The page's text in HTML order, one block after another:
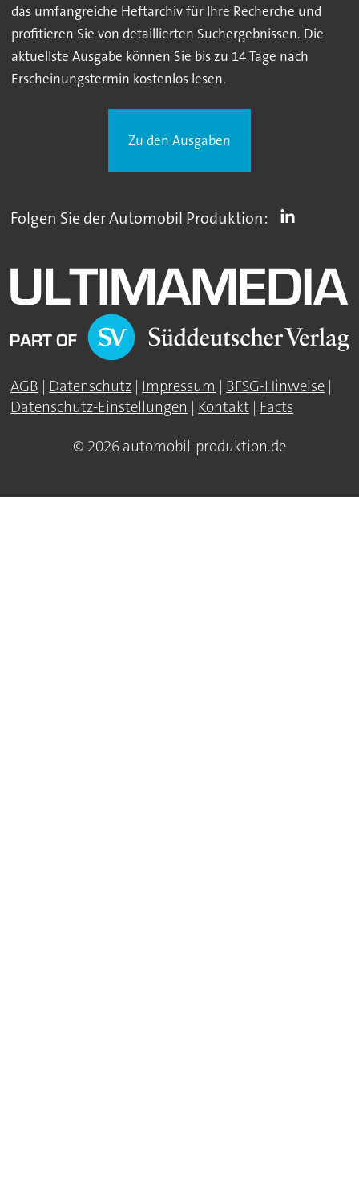
das umfangreiche Heftarchiv für Ihre Recherche und
profitieren Sie von detaillierten Suchergebnissen. Die
aktuellste Ausgabe können Sie bis zu 14 Tage nach
Erscheinungstermin kostenlos lesen.
Zu den Ausgaben
Folgen Sie der Automobil Produktion:
AGB | Datenschutz | Impressum | BFSG-Hinweise |
Datenschutz-Einstellungen | Kontakt | Facts
© 2026 automobil-produktion.de